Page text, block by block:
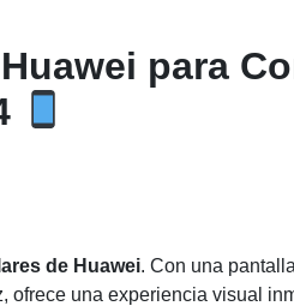
para
de Huawei. Con una
ofrece una experiencia visual